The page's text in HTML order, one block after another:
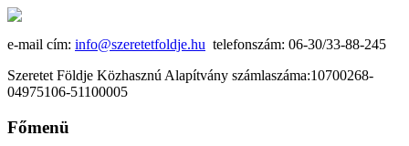
e-mail cím: info@szeretetfoldje.hu telefonszám: 06-30/33-88-245
Szeretet Földje Közhasznú Alapítvány számlaszáma:10700268-
04975106-51100005
Főmenü